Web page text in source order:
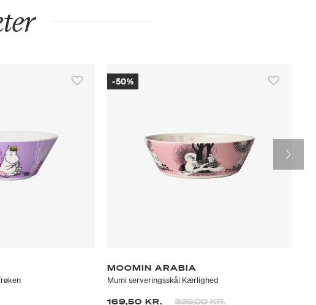
-50%
MOOMIN ARABIA
Mumi serveringsskål Kærlighed
169,50 KR. Prisen er nedsat fra
339,00 KR.til